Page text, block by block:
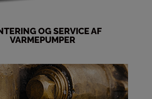
OG SERVICE AF
VARMEPUMPER